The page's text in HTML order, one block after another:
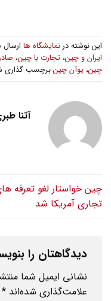
این نوشته درنمایشگاه ها
ایران و چین، تجارت با چین،
چین، یوآن چینبرچسب گذاری
آتنا
چین خواستار لغو تعرفه
تجاری آمریکا شد
دیدگاهتان را
نشانی ایمیل شما
علامت‌گذاری شده‌اند *